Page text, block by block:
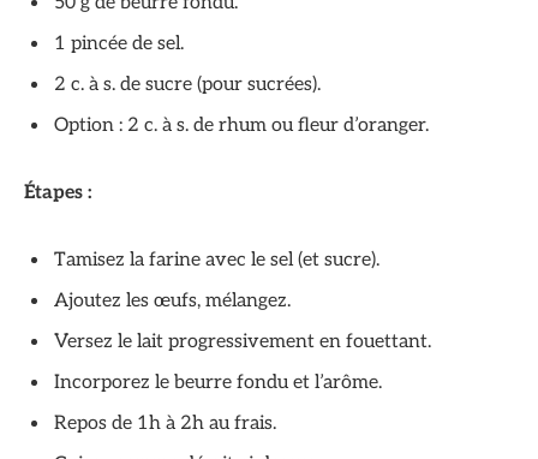
1 pincée de sel.
2 c. à s. de sucre (pour sucrées).
Option : 2 c. à s. de rhum ou fleur d’oranger.
Étapes :
Tamisez la farine avec le sel (et sucre).
Ajoutez les œufs, mélangez.
Versez le lait progressivement en fouettant.
Incorporez le beurre fondu et l’arôme.
Repos de 1h à 2h au frais.